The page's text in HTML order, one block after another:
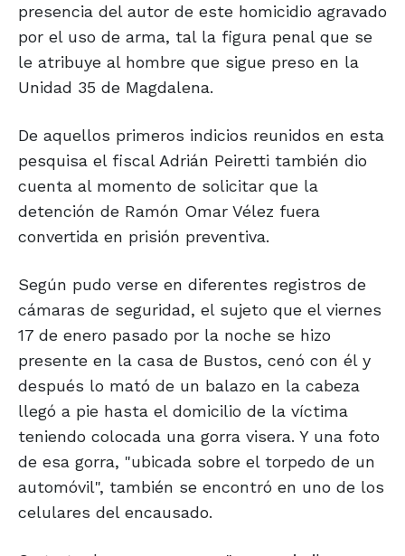
presencia del autor de este homicidio agravado
por el uso de arma, tal la figura penal que se
le atribuye al hombre que sigue preso en la
Unidad 35 de Magdalena.
De aquellos primeros indicios reunidos en esta
pesquisa el fiscal Adrián Peiretti también dio
cuenta al momento de solicitar que la
detención de Ramón Omar Vélez fuera
convertida en prisión preventiva.
Según pudo verse en diferentes registros de
cámaras de seguridad, el sujeto que el viernes
17 de enero pasado por la noche se hizo
presente en la casa de Bustos, cenó con él y
después lo mató de un balazo en la cabeza
llegó a pie hasta el domicilio de la víctima
teniendo colocada una gorra visera. Y una foto
de esa gorra, "ubicada sobre el torpedo de un
automóvil", también se encontró en uno de los
celulares del encausado.